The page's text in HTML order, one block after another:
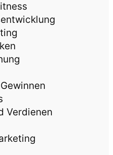
Verdienen